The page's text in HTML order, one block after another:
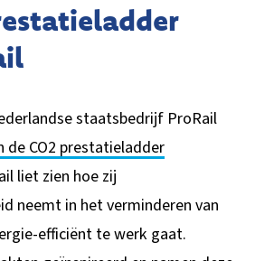
staatsbedrijf ProRail
de CO2 prestatieladder
liet zien hoe zij
neemt in het verminderen van
efficiënt te werk gaat.